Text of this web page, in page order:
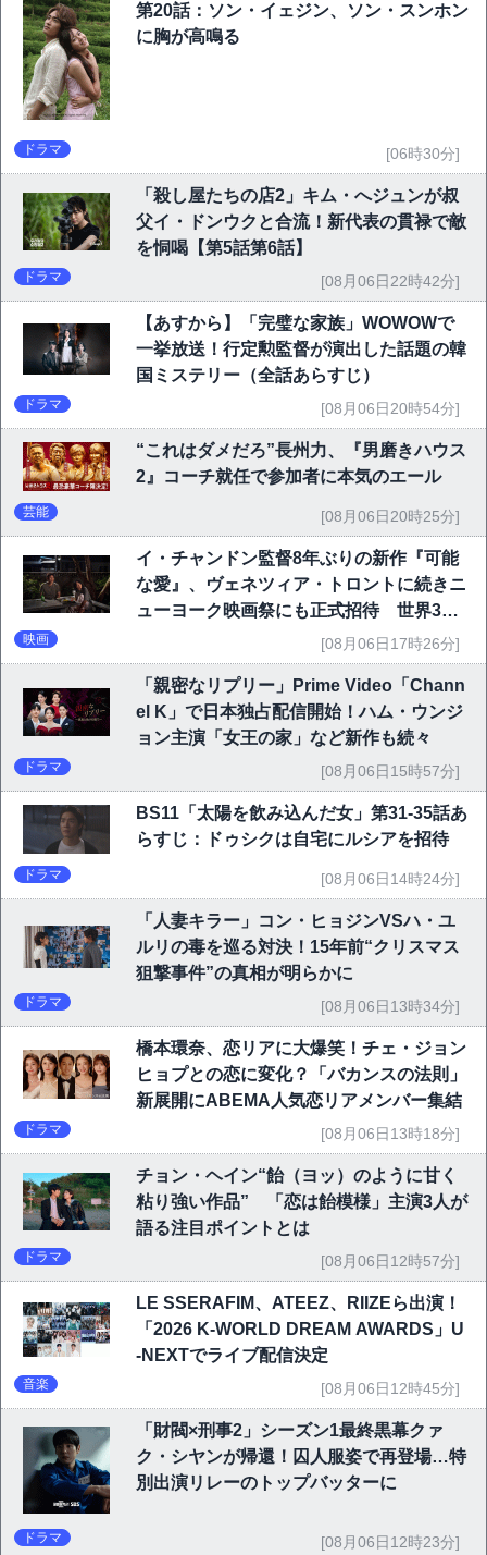
第20話：ソン・イェジン、ソン・スンホン
に胸が高鳴る
ドラマ [06時30分]
「殺し屋たちの店2」キム・へジュンが叔
父イ・ドンウクと合流！新代表の貫禄で敵
を恫喝【第5話第6話】
ドラマ [08月06日22時42分]
【あすから】「完璧な家族」WOWOWで
一挙放送！行定勲監督が演出した話題の韓
国ミステリー（全話あらすじ）
ドラマ [08月06日20時54分]
“これはダメだろ”長州力、『男磨きハウス
2』コーチ就任で参加者に本気のエール
芸能 [08月06日20時25分]
イ・チャンドン監督8年ぶりの新作『可能
な愛』、ヴェネツィア・トロントに続きニ
ューヨーク映画祭にも正式招待 世界3大
映画祭で快挙｜Netflix映画
映画 [08月06日17時26分]
「親密なリプリー」Prime Video「Chann
el K」で日本独占配信開始！ハム・ウンジ
ョン主演「女王の家」など新作も続々
ドラマ [08月06日15時57分]
BS11「太陽を飲み込んだ女」第31-35話あ
らすじ：ドゥシクは自宅にルシアを招待
ドラマ [08月06日14時24分]
「人妻キラー」コン・ヒョジンVSハ・ユ
ルリの毒を巡る対決！15年前“クリスマス
狙撃事件”の真相が明らかに
ドラマ [08月06日13時34分]
橋本環奈、恋リアに大爆笑！チェ・ジョン
ヒョプとの恋に変化？「バカンスの法則」
新展開にABEMA人気恋リアメンバー集結
ドラマ [08月06日13時18分]
チョン・ヘイン“飴（ヨッ）のように甘く
粘り強い作品” 「恋は飴模様」主演3人が
語る注目ポイントとは
ドラマ [08月06日12時57分]
LE SSERAFIM、ATEEZ、RIIZEら出演！
「2026 K-WORLD DREAM AWARDS」U
-NEXTでライブ配信決定
音楽 [08月06日12時45分]
「財閥×刑事2」シーズン1最終黒幕クァ
ク・シヤンが帰還！囚人服姿で再登場…特
別出演リレーのトップバッターに
ドラマ [08月06日12時23分]